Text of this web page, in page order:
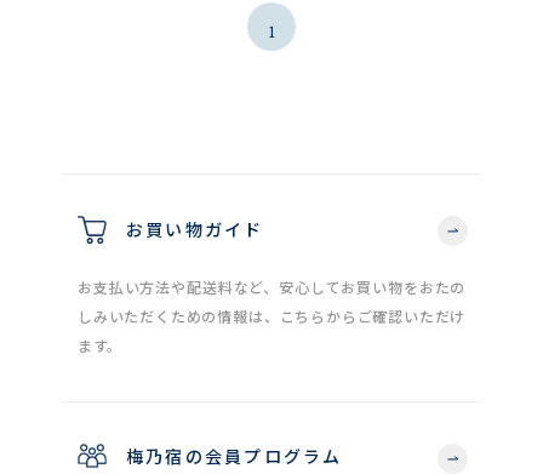
1
お買い物ガイド
お支払い方法や配送料など、安心してお買い物をおたの
しみいただくための情報は、こちらからご確認いただけ
ます。
梅乃宿の会員プログラム